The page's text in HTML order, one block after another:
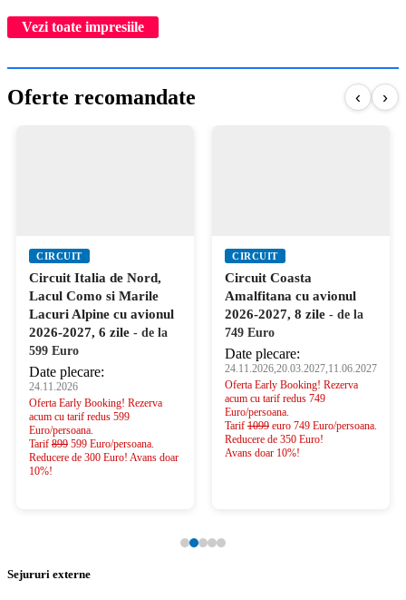
Vezi toate impresiile
Oferte recomandate ‹ ›
CIRCUIT
Circuit Italia de Nord,
Lacul Como si Marile
Lacuri Alpine cu avionul
2026-2027, 6 zile - de la
599 Euro
Date plecare:
24.11.2026
Oferta Early Booking! Rezerva
acum cu tarif redus 599
Euro/persoana.
Tarif 899 599 Euro/persoana.
Reducere de 300 Euro! Avans doar
10%!
CIRCUIT
Circuit Coasta
Amalfitana cu avionul
2026-2027, 8 zile - de la
749 Euro
Date plecare:
24.11.2026,20.03.2027,11.06.2027
Oferta Early Booking! Rezerva
acum cu tarif redus 749
Euro/persoana.
Tarif 1099 euro 749 Euro/persoana.
Reducere de 350 Euro!
Avans doar 10%!
Sejururi externe